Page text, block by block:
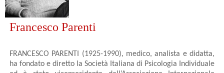
Francesco Parenti
FRANCESCO PARENTI (1925-1990), medico, analista e didatta,
ha fondato e diretto la Società Italiana di Psicologia Individuale